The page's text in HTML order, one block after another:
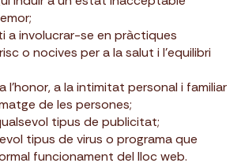
a involucrar-se en pràctiques
o nocives per a la salut i l’equilibri
l’honor, a la intimitat personal i familiar
de les persones;
tipus de publicitat;
tipus de virus o programa que
funcionament del lloc web.